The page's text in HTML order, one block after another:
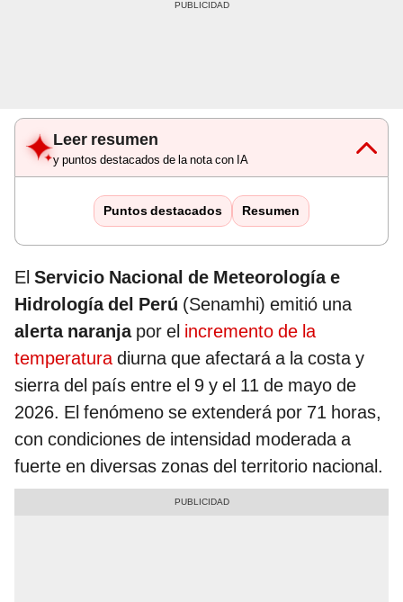
Leer resumen
y puntos destacados de la nota con IA
Puntos destacados Resumen
El Servicio Nacional de Meteorología e
Hidrología del Perú (Senamhi) emitió una
alerta naranjapor el incremento de la
temperaturadiurna que afectará a la costa y
sierra del país entre el 9 y el 11 de mayo de
2026. El fenómeno se extenderá por 71 horas,
con condiciones de intensidad moderada a
fuerte en diversas zonas del territorio nacional.